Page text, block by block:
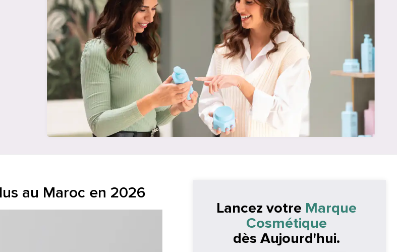
au Maroc en 2026
Lancez votre Marque
Cosmétique
dès Aujourd'hui.